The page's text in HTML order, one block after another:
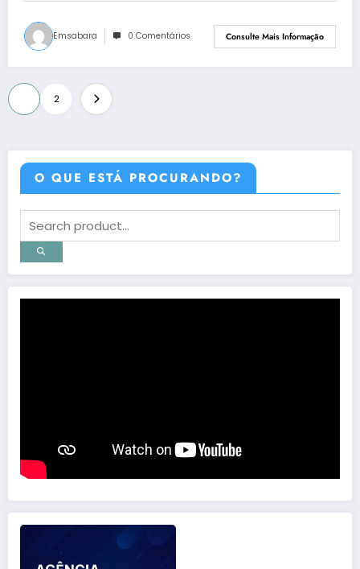
Emsabara 0 Comentários Consulte Mais Informação
Paginação
de
posts
2
O QUE ESTÁ PROCURANDO?